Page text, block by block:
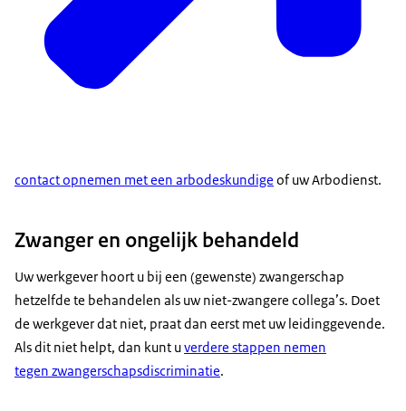
contact opnemen met een arbodeskundige of uw Arbodienst.
Zwanger en ongelijk behandeld
Uw werkgever hoort u bij een (gewenste) zwangerschap
hetzelfde te behandelen als uw niet-zwangere collega’s. Doet
de werkgever dat niet, praat dan eerst met uw leidinggevende.
Als dit niet helpt, dan kunt uverdere stappen nemen
tegen zwangerschapsdiscriminatie.